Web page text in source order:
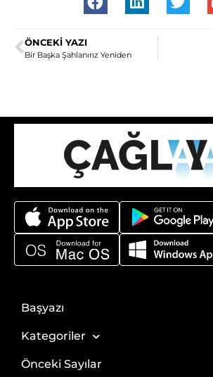
ÖNCEKI YAZI
Bir Başka Şahlanırız Yeniden
Başyazı
Kategoriler
Önceki Sayılar